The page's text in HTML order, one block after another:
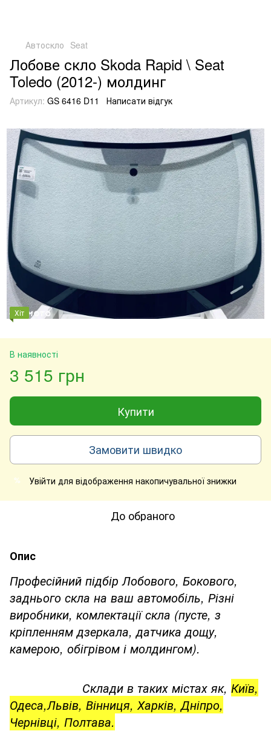
Автоскло Seat
Лобове скло Skoda Rapid \ Seat
Toledo (2012-) молдинг
Артикул: GS 6416 D11 Написати відгук
Хіт
В наявності
3 515 грн
Купити
Замовити швидко
% Увійти для відображення накопичувальної знижки
До обраного
Опис
Професійний підбір Лобового, Бокового,
заднього скла на ваш автомобіль, Різні
виробники, комлектації скла (пусте, з
кріпленням дзеркала, датчика дощу,
камерою, обігрівом і молдингом).
Склади в таких містах як, Київ,
Одеса,Львів, Вінниця, Харків, Дніпро,
Чернівці, Полтава.